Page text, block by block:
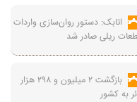
اتابک: دستور روان‌سازی واردات
ریلی صادر شد
بازگشت ۲ میلیون و ۲۹۸ هزار
به کشور